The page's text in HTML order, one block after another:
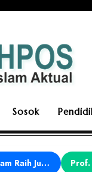
Sosok
Siswa MTs Darussalam Raih Juara 1 dalam Porseni Tingkat Kabupaten Ciamis Tahun 2026